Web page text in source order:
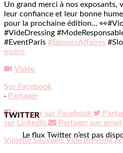
Un grand merci à nos exposants,
leur confiance et leur bonne
pour la prochaine édition… 👀
#VideDressing
#EventParis #BonnesAffaires
moins
Vidéo
Sur Facebook
· Partager
Partager sur Facebook
sur LinkedIn
Partager par email
Violette Sauvage: Vide dressing
TWITTER
Le flux Twitter n’est pas